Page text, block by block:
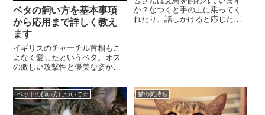
ベタの飼い方を基本事項
から応用まで詳しく教え
ます
イギリスのチャーチル首相もこ
よなく愛したというベタ。オス
の激しい攻撃性と優美な姿か
も世界中に愛好家がいます。も
ちろん日本でも特にベタ...
か？なつくと手の上に乗ってく
れたり、話しかけると応じたり
ペットの飼い方について☆ 猫の気持ち